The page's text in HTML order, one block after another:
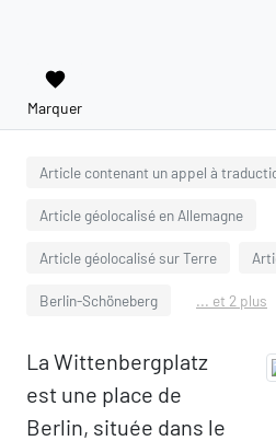
favorite
Marquer
Article contenant un appel à
Article géolocalisé en Allemagne
Article géolocalisé sur Terre
Berlin-Schöneberg ... et 2 plus
La Wittenbergplatz
est une place de
Berlin, située dans le